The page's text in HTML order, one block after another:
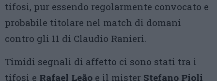
tifosi, pur essendo regolarmente convocato e
probabile titolare nel match di domani
contro gli 11 di Claudio Ranieri.
Timidi segnali di affetto ci sono stati tra i
tifosi e Rafael Leão e il mister Stefano Pioli